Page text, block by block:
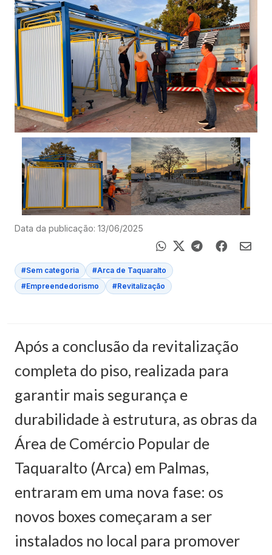
Data da publicação: 13/06/2025
#Sem categoria
#Arca de Taquaralto
#Empreendedorismo
#Revitalização
Após a conclusão da revitalização
completa do piso, realizada para
garantir mais segurança e
durabilidade à estrutura, as obras da
Área de Comércio Popular de
Taquaralto (Arca) em Palmas,
entraram em uma nova fase: os
novos boxes começaram a ser
instalados no local para promover